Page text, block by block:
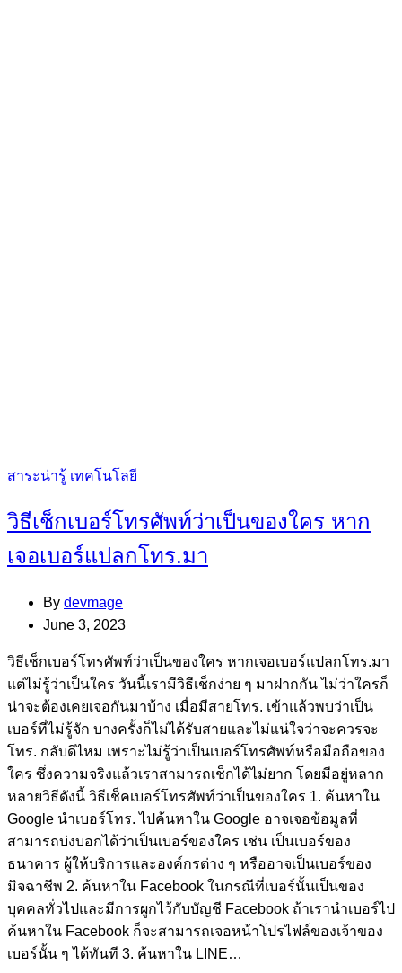
Categories
สาระน่ารู้ เทคโนโลยี
วิธีเช็กเบอร์โทรศัพท์ว่าเป็นของใคร หาก
เจอเบอร์แปลกโทร.มา
By devmage
June 3, 2023
วิธีเช็กเบอร์โทรศัพท์ว่าเป็นของใคร หากเจอเบอร์แปลกโทร.มา
แต่ไม่รู้ว่าเป็นใคร วันนี้เรามีวิธีเช็กง่าย ๆ มาฝากกัน ไม่ว่าใครก็
น่าจะต้องเคยเจอกันมาบ้าง เมื่อมีสายโทร. เข้าแล้วพบว่าเป็น
เบอร์ที่ไม่รู้จัก บางครั้งก็ไม่ได้รับสายและไม่แน่ใจว่าจะควรจะ
โทร. กลับดีไหม เพราะไม่รู้ว่าเป็นเบอร์โทรศัพท์หรือมือถือของ
ใคร ซึ่งความจริงแล้วเราสามารถเช็กได้ไม่ยาก โดยมีอยู่หลาก
หลายวิธีดังนี้ วิธีเช็คเบอร์โทรศัพท์ว่าเป็นของใคร 1. ค้นหาใน
Google นำเบอร์โทร. ไปค้นหาใน Google อาจเจอข้อมูลที่
สามารถบ่งบอกได้ว่าเป็นเบอร์ของใคร เช่น เป็นเบอร์ของ
ธนาคาร ผู้ให้บริการและองค์กรต่าง ๆ หรืออาจเป็นเบอร์ของ
มิจฉาชีพ 2. ค้นหาใน Facebook ในกรณีที่เบอร์นั้นเป็นของ
บุคคลทั่วไปและมีการผูกไว้กับบัญชี Facebook ถ้าเรานำเบอร์ไป
ค้นหาใน Facebook ก็จะสามารถเจอหน้าโปรไฟล์ของเจ้าของ
เบอร์นั้น ๆ ได้ทันที 3. ค้นหาใน LINE…